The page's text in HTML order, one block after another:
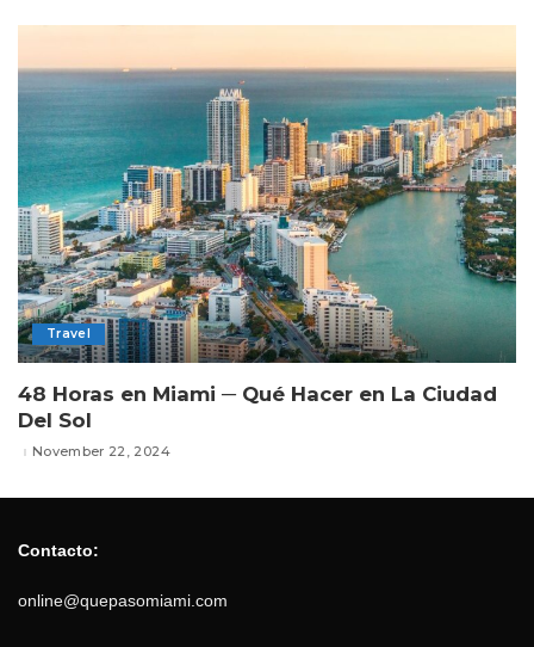
Travel
48 Horas en Miami ─ Qué Hacer en La Ciudad
Del Sol
November 22, 2024
Contacto:
online@quepasomiami.com